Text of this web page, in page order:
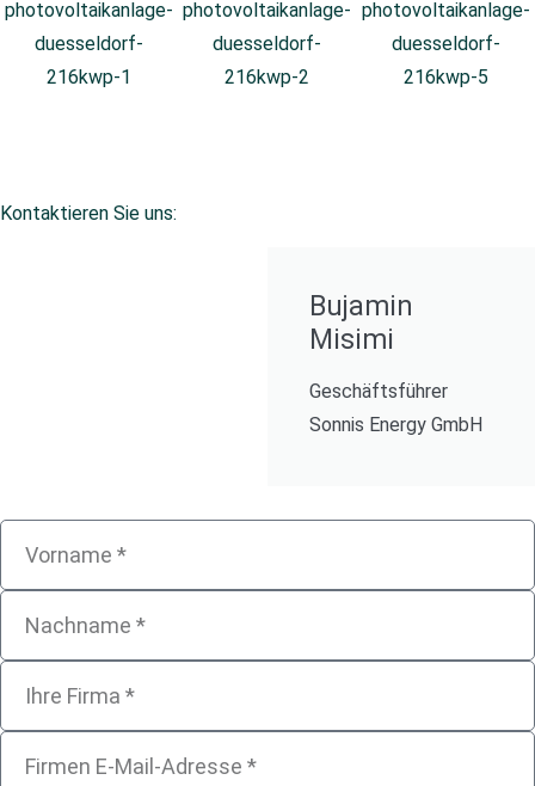
Kontaktieren Sie uns:
Bujamin
Misimi
Geschäftsführer
Sonnis Energy GmbH